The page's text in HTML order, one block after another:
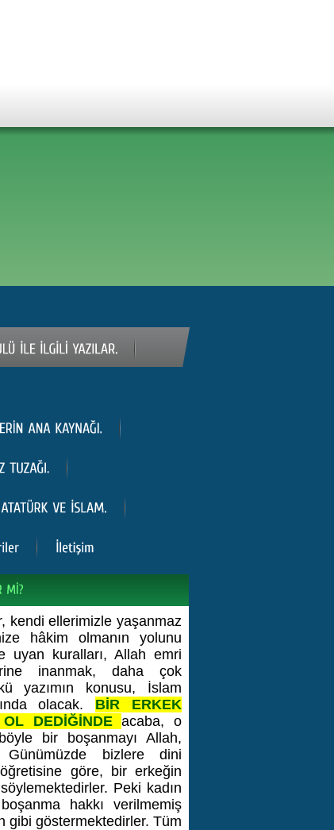
kendi ellerimizle yaşanmaz
hâkim olmanın yolunu
uyan kuralları, Allah emri
inanmak, daha çok
yazımın konusu, İslam
olacak. BİR ERKEK
DEDİĞİNDE acaba, o
bir boşanmayı Allah,
bizlere dini
göre, bir erkeğin
Peki kadın
hakkı verilmemiş
gibi göstermektedirler. Tüm